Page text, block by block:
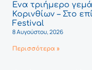
Ένα τριήμερο
Κορινθίων – Στο
Festival
8 Αυγούστου, 2026
Περισσότερα »